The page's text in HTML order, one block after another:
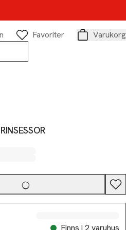
Favoriter
Varukorg
Finns i 2 varuhus